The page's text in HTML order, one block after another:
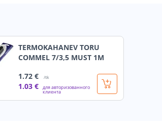
TERMOKAHANEV TORU
COMMEL 7/3,5 MUST 1M
1.72 € /tk
1.03 € для авторизованного
клиента